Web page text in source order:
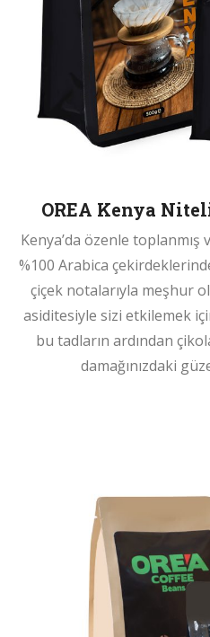
OREA Kenya
Kenya’da özenle toplanmış
%100 Arabica
çiçek notalarıyla meşhur
asiditesiyle sizi etkilemek
bu tadların ardından
damağınızdaki